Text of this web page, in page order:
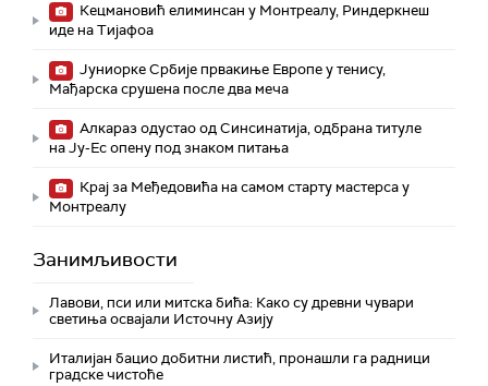
Кецмановић елиминсан у Монтреалу, Риндеркнеш
иде на Тијафоа
Јуниорке Србије првакиње Европе у тенису,
Мађарска срушена после два меча
Алкараз одустао од Синсинатија, одбрана титуле
на Ју-Ес опену под знаком питања
Крај за Међедовића на самом старту мастерса у
Монтреалу
Занимљивости
Лавови, пси или митска бића: Како су древни чувари
светиња освајали Источну Азију
Италијан бацио добитни листић, пронашли га радници
градске чистоће